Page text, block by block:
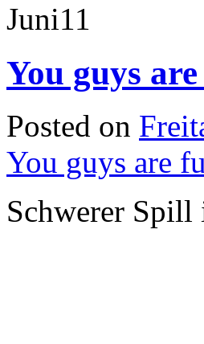
Juni11
You guys
Posted on
You guys are
Schwerer Spill